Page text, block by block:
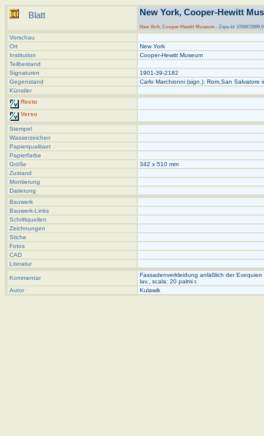
Blatt New York, Cooper-Hewitt
New York, Cooper-Hewitt Museum - Zope-Id:
Vorschau
Ort
New York
Institution
Cooper-Hewitt Museum
Teilbestand
Signaturen
1901-39-2182
Gegenstand
Carlo Marchionni (sign.): Rom,San Salvatore
Künstler
Recto
Verso
Stempel
Wasserzeichen
Papierqualitaet
Papierfarbe
Größe
342 x 510 mm
Zustand
Montierung
Datierung
Bauwerk
Bauwerk-Links
Schriftquellen
Zeichnungen
Stiche
Fotos
CAD
Literatur
Kommentar
Fassadenverkleidung anläßlich der
lav., scala: 20 palmi r.
Autor
Kulawik